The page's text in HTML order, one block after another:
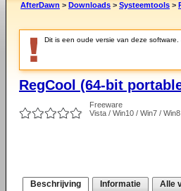
AfterDawn > Downloads > Systeemtools >
Dit is een oude versie van deze
RegCool (64-bit
Freeware
Vista / Win10 / Win7 /
Beschrijving Informatie Alle